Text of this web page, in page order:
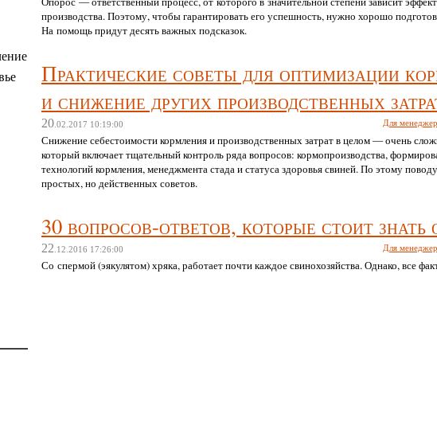
производства. Поэтому, чтобы гарантировать его успешность, нужно хорошо
На помощь придут десять важных подсказок.
Практические советы для оптимизации
и снижение других производственных
20 .02.2017 10:19:00 Для
Снижение себестоимости кормления и производственных затрат в целом — очень
который включает тщательный контроль ряда вопросов: кормопроизводства,
технологий кормления, менеджмента стада и статуса здоровья свиней. По этому поводу
простых, но действенных советов.
30 вопросов-ответов, которые стоит знать
22 .12.2016 17:26:00 Для
Со спермой (эякулятом) хряка, работает почти каждое свинохозяйства. Однако, все